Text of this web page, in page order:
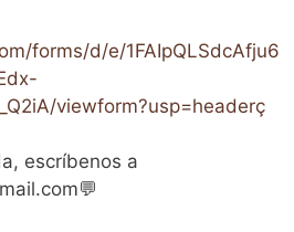
forms/d/e/1FAIpQLSdcAfju6
viewform?usp=headerç
escríbenos a